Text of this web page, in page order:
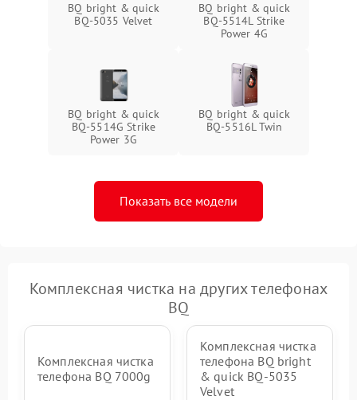
BQ bright & quick
BQ-5035 Velvet
BQ bright & quick
BQ-5514L Strike
Power 4G
BQ bright & quick
BQ-5514G Strike
Power 3G
BQ bright & quick
BQ-5516L Twin
Показать все модели
Комплексная чистка на других телефонах
BQ
Комплексная чистка
телефона BQ 7000g
Комплексная чистка
телефона BQ bright
& quick BQ-5035
Velvet